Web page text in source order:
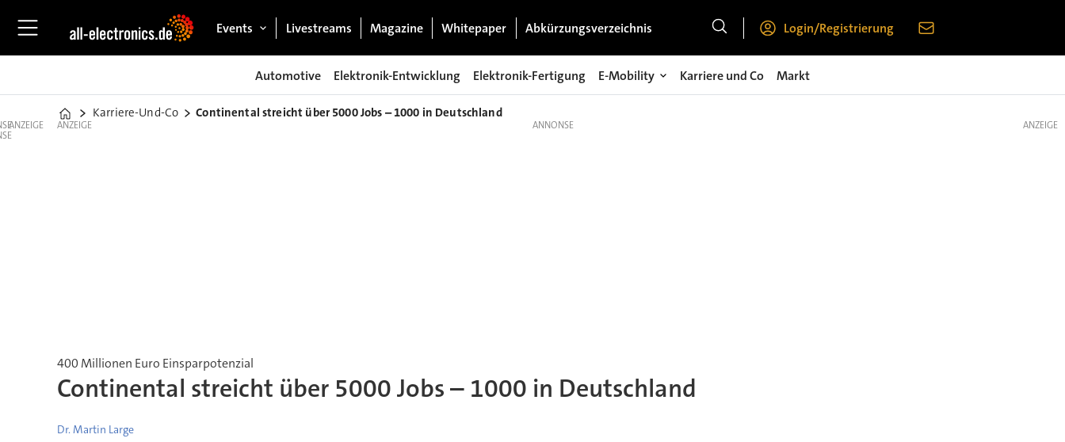
Events Livestreams Magazine Whitepaper Abkürzungsverzeichnis Login/Registrierung
Automotive Elektronik-Entwicklung Elektronik-Fertigung E-Mobility Karriere und Co Markt
Home
Karriere-Und-Co Continental streicht über 5000 Jobs – 1000 in Deutschland
ANZEIGE ANZEIGE
400 Millionen Euro Einsparpotenzial
Continental streicht über 5000 Jobs – 1000 in Deutschland
Dr. Martin Large
ANZEIGE